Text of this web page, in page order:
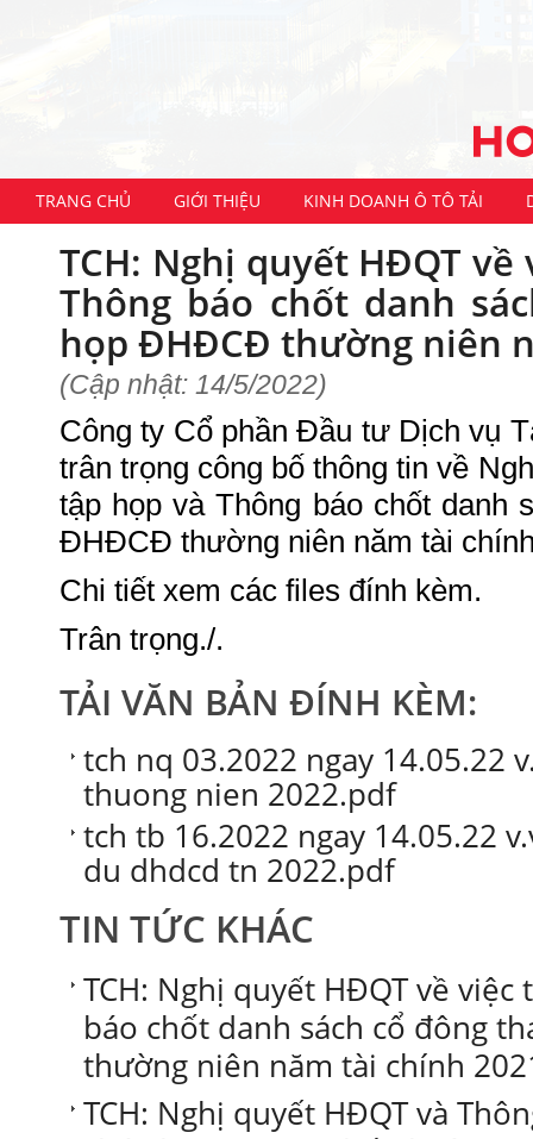
TRANG CHỦ GIỚI THIỆU KINH DOANH Ô TÔ TẢI
TCH: Nghị quyết HĐQT
Thông báo chốt danh
họp ĐHĐCĐ thường niên
(Cập nhật: 14/5/2022)
Công ty Cổ phần Đầu tư Dịch vụ
trân trọng công bố thông tin về
tập họp và Thông báo chốt danh
ĐHĐCĐ thường niên năm tài
Chi tiết xem các files đính kèm.
Trân trọng./.
TẢI VĂN BẢN ĐÍNH KÈM:
tch nq 03.2022 ngay 14.05.22
thuong nien 2022.pdf
tch tb 16.2022 ngay 14.05.22
du dhdcd tn 2022.pdf
TIN TỨC KHÁC
TCH: Nghị quyết HĐQT về
báo chốt danh sách cổ đông
thường niên năm tài chính
TCH: Nghị quyết HĐQT và